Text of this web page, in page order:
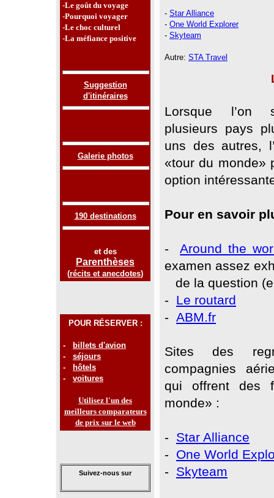
-Le goût du voyage
-Pourquoi voyager
-Le choc culturel
-La méfiance positive
Suggestion
d'itinéraires
Galerie photos
190 destinations
et des
Parenthèses
(récits et anecdotes)
POUR RÉSERVER :
-
billets d'avion
- séjours
-
hôtels
- voitures
Utilisez l'un des
meilleurs comparateurs
de prix sur le web
Suivez-nous sur
- Star Alliance
- One World Explorer
- Skyteam
Autre: STA Travel
Lorsque l’on
plusieurs pays
uns des autres,
«tour du monde»
option
Pour en savoir
-Around the
examen assez
de la question
- Le routard
- ABM.fr
Sites des
compagnies
qui offrent des
monde» :
- Star Alliance
- One World
- Skyteam